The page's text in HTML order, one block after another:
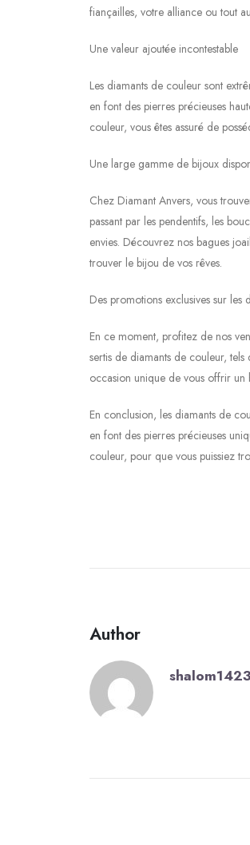
fiançailles, votre alliance ou tout
Une valeur ajoutée incontestable
Les diamants de couleur sont
en font des pierres précieuses
couleur, vous êtes assuré de
Une large gamme de bijoux
Chez Diamant Anvers, vous
passant par les pendentifs, les
envies. Découvrez nos bagues
trouver le bijou de vos rêves.
Des promotions exclusives sur les
En ce moment, profitez de nos
sertis de diamants de couleur,
occasion unique de vous offrir
En conclusion, les diamants de
en font des pierres précieuses
couleur, pour que vous puissiez
Author
shalom1423